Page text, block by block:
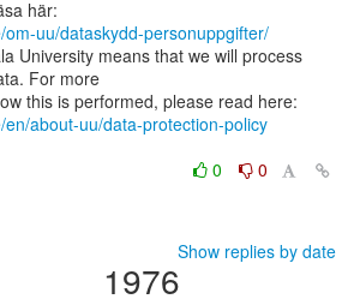
om-uu/dataskydd-personuppgifter/
University means that we will process
For more
en/about-uu/data-protection-policy
0
0
Show replies by date
1976